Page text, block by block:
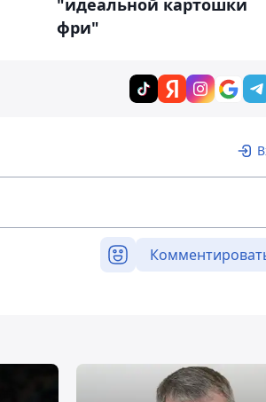
"идеальной картошки
фри"